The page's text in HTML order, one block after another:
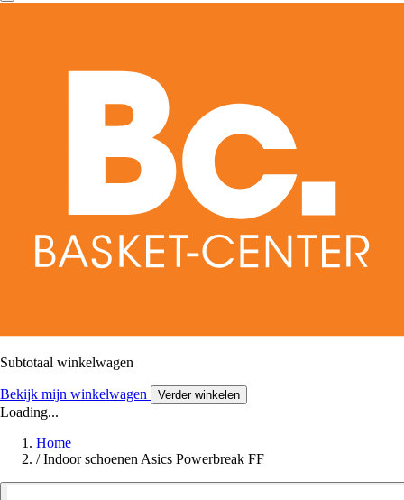
Subtotaal winkelwagen
Bekijk mijn winkelwagen Verder winkelen
Loading...
Home
/ Indoor schoenen Asics Powerbreak FF